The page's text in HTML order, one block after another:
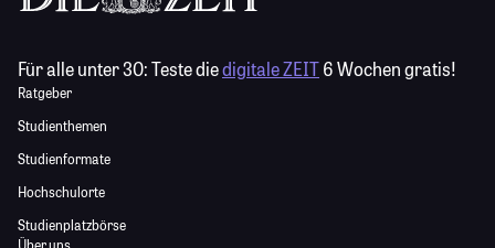
Für alle unter 30:Teste diedigitale ZEIT6 Wochen gratis!
Ratgeber
Studienthemen
Studienformate
Hochschulorte
Studienplatzbörse